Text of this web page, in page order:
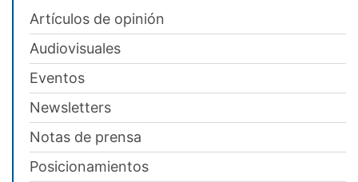
Artículos de opinión
Audiovisuales
Eventos
Newsletters
Notas de prensa
Posicionamientos